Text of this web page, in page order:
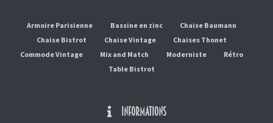
Armoire Parisienne Bassine en zinc
Chaise Baumann
Chaise Bistrot
Chaise Vintage
Chaises Thonet
Commode Vintage
Mix and Match Moderniste
Rétro
Table Bistrot
INFORMATIONS